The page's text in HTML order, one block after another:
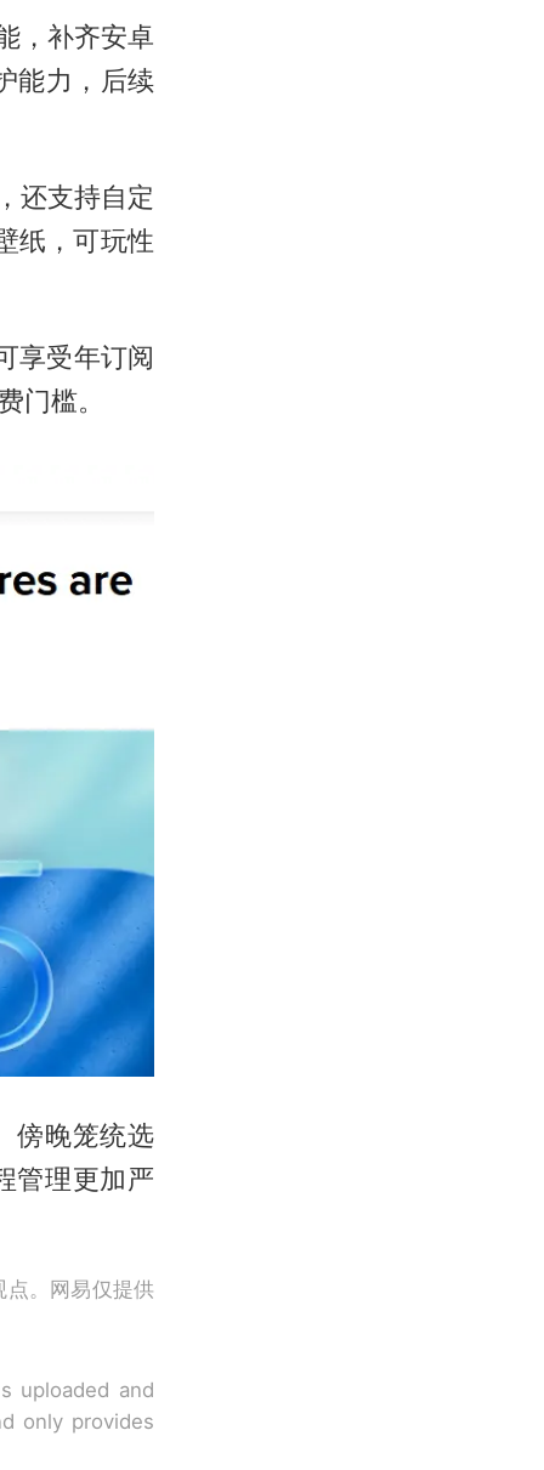
，补齐安卓
能力，后续
还支持自定
纸，可玩性
享受年订阅
门槛。
傍晚笼统选
管理更加严
点。网易仅提供
uploaded and
only provides